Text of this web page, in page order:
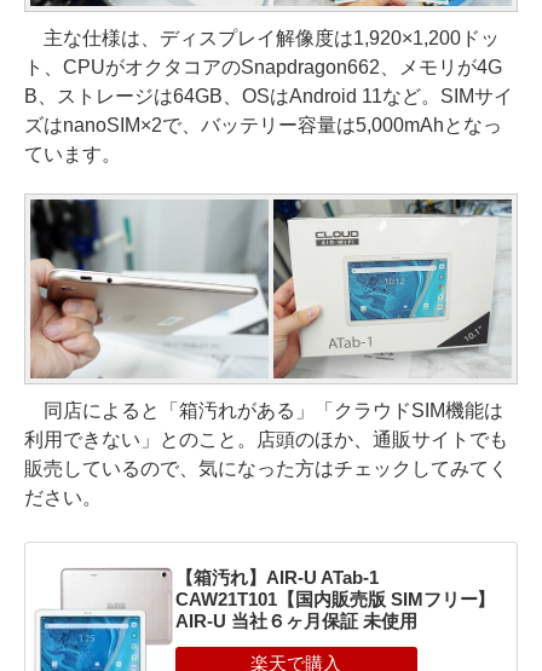
主な仕様は、ディスプレイ解像度は1,920×1,200ドッ
ト、CPUがオクタコアのSnapdragon662、メモリが4G
B、ストレージは64GB、OSはAndroid 11など。SIMサイ
ズはnanoSIM×2で、バッテリー容量は5,000mAhとなっ
ています。
同店によると「箱汚れがある」「クラウドSIM機能は
利用できない」とのこと。店頭のほか、通販サイトでも
販売しているので、気になった方はチェックしてみてく
ださい。
【箱汚れ】AIR-U ATab-1
CAW21T101【国内販売版 SIMフリー】
AIR-U 当社６ヶ月保証 未使用